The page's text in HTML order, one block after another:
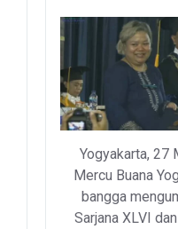
Yogyakarta, 27
Mercu Buana
bangga
Sarjana XLVI